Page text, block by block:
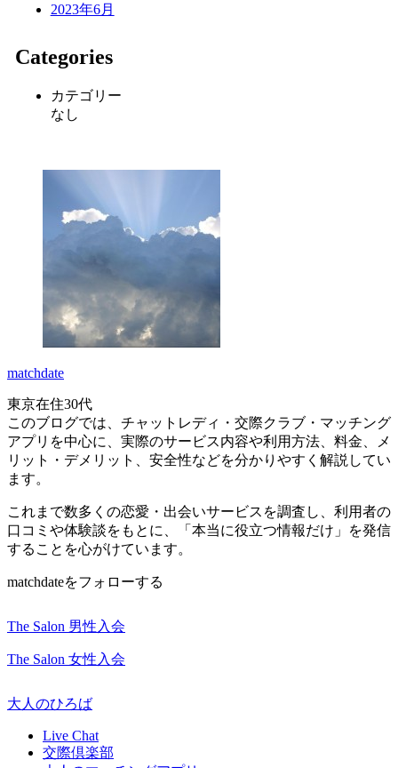
2023年6月
Categories
カテゴリー
なし
matchdate
東京在住30代
このブログでは、チャットレディ・交際クラブ・マッチング
アプリを中心に、実際のサービス内容や利用方法、料金、メ
リット・デメリット、安全性などを分かりやすく解説してい
ます。
これまで数多くの恋愛・出会いサービスを調査し、利用者の
口コミや体験談をもとに、「本当に役立つ情報だけ」を発信
することを心がけています。
matchdateをフォローする
The Salon 男性入会
The Salon 女性入会
大人のひろば
Live Chat
交際倶楽部